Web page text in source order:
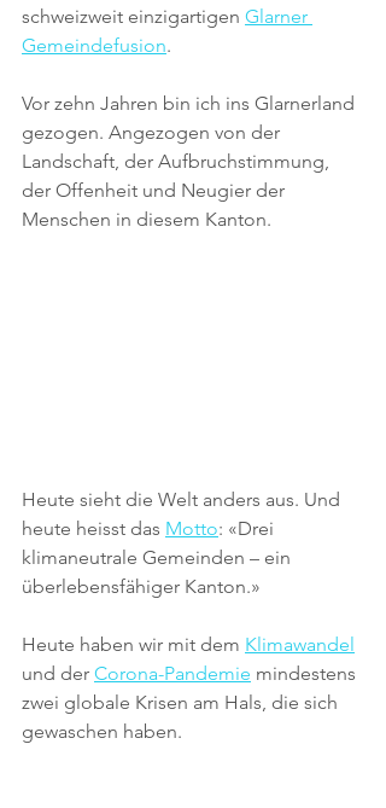
schweizweit einzigartigen Glarner
Gemeindefusion.
Vor zehn Jahren bin ich ins Glarnerland
gezogen. Angezogen von der
Landschaft, der Aufbruchstimmung,
der Offenheit und Neugier der
Menschen in diesem Kanton.
Heute sieht die Welt anders aus. Und
heute heisst das Motto: «Drei
klimaneutrale Gemeinden – ein
überlebensfähiger Kanton.»
Heute haben wir mit dem Klimawandel
und der Corona-Pandemie mindestens
zwei globale Krisen am Hals, die sich
gewaschen haben.